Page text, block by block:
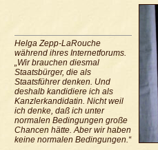
Helga Zepp-LaRouche
während ihres Internetforums.
„Wir brauchen diesmal
Staatsbürger, die als
Staatsführer denken. Und
deshalb kandidiere ich als
Kanzlerkandidatin. Nicht weil
ich denke, daß ich unter
normalen Bedingungen große
Chancen hätte. Aber wir haben
keine normalen Bedingungen.“